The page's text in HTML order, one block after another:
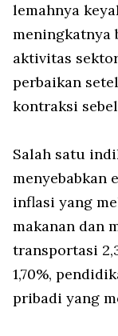
lemahnya
meningkatnya
aktivitas
perbaikan
kontraksi
Salah satu
menyebabkan
inflasi yang
makanan dan
transportasi
1,70%,
pribadi yang